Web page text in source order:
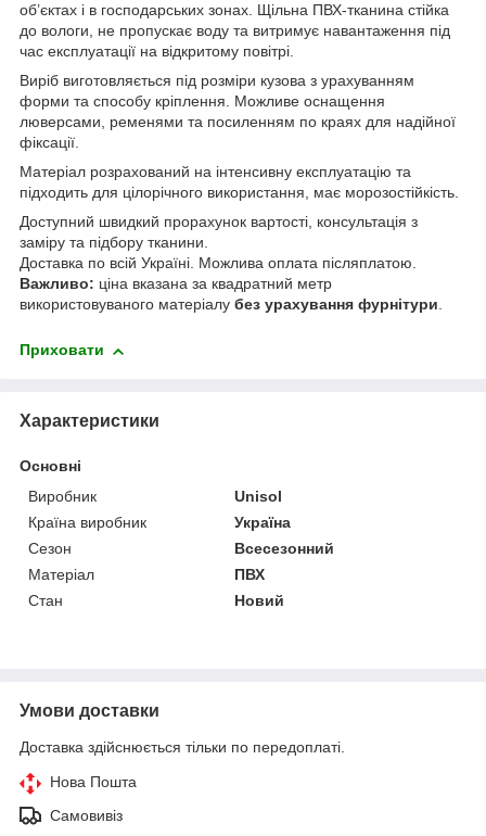
об’єктах і в господарських зонах. Щільна ПВХ-тканина стійка
до вологи, не пропускає воду та витримує навантаження під
час експлуатації на відкритому повітрі.
Виріб виготовляється під розміри кузова з урахуванням
форми та способу кріплення. Можливе оснащення
люверсами, ременями та посиленням по краях для надійної
фіксації.
Матеріал розрахований на інтенсивну експлуатацію та
підходить для цілорічного використання, має морозостійкість.
Доступний швидкий прорахунок вартості, консультація з
заміру та підбору тканини.
Доставка по всій Україні. Можлива оплата післяплатою.
Важливо: ціна вказана за квадратний метр
використовуваного матеріалу без урахування фурнітури.
Приховати
Характеристики
Основні
Виробник
Unisol
Країна виробник
Україна
Сезон
Всесезонний
Матеріал
ПВХ
Стан
Новий
Умови доставки
Доставка здійснюється тільки по передоплаті.
Нова Пошта
Самовивіз